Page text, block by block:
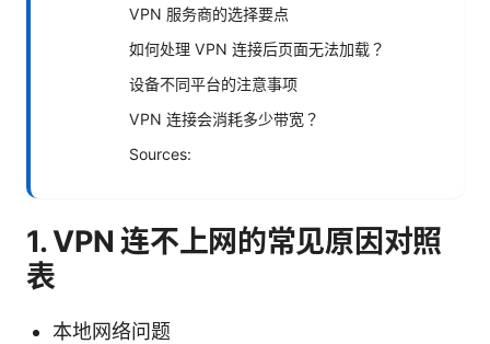
VPN 服务商的选择要点
如何处理 VPN 连接后页面无法加载？
设备不同平台的注意事项
VPN 连接会消耗多少带宽？
Sources:
1. VPN 连不上网的常见原因对照
表
本地网络问题